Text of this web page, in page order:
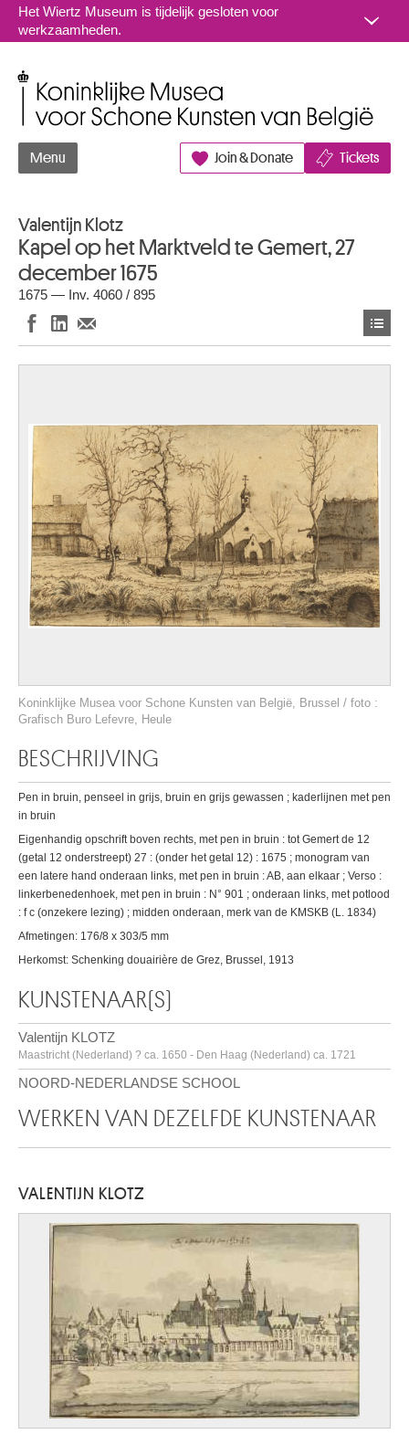
Naar inhoud
Het Wiertz Museum is tijdelijk gesloten voor
werkzaamheden.
Menu Join & Donate Tickets
Valentijn Klotz
Kapel op het Marktveld te Gemert, 27
december 1675
1675 — Inv. 4060 / 895
Koninklijke Musea voor Schone Kunsten van België, Brussel / foto :
Grafisch Buro Lefevre, Heule
BESCHRIJVING
Pen in bruin, penseel in grijs, bruin en grijs gewassen ; kaderlijnen met pen
in bruin
Eigenhandig opschrift boven rechts, met pen in bruin : tot Gemert de 12
(getal 12 onderstreept) 27 : (onder het getal 12) : 1675 ; monogram van
een latere hand onderaan links, met pen in bruin : AB, aan elkaar ; Verso :
linkerbenedenhoek, met pen in bruin : N° 901 ; onderaan links, met potlood
: f c (onzekere lezing) ; midden onderaan, merk van de KMSKB (L. 1834)
Afmetingen: 176/8 x 303/5 mm
Herkomst: Schenking douairière de Grez, Brussel, 1913
KUNSTENAAR(S)
Valentijn KLOTZ
Maastricht (Nederland) ? ca. 1650 - Den Haag (Nederland) ca. 1721
NOORD-NEDERLANDSE SCHOOL
WERKEN VAN DEZELFDE KUNSTENAAR
VALENTIJN KLOTZ